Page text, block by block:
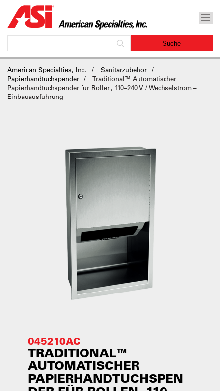
American Specialties, Inc.
Sanitärzubehör
Papierhandtuchspender
Traditional™ Automatischer
Papierhandtuchspender für Rollen, 110–240 V / Wechselstrom –
Einbauausführung
045210AC
TRADITIONAL™
AUTOMATISCHER
PAPIERHANDTUCHSPEN